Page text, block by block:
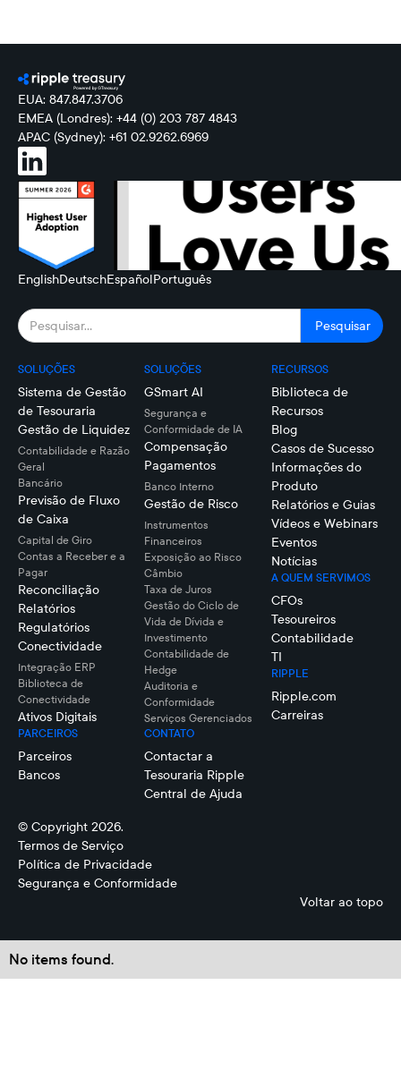
EUA: 847.847.3706
EMEA (Londres): +44 (0) 203 787 4843
APAC (Sydney): +61 02.9262.6969
EnglishDeutschEspañolPortuguês
SOLUÇÕES
Sistema de Gestão
de Tesouraria
Gestão de Liquidez
Contabilidade e Razão
Geral
Bancário
Previsão de Fluxo
de Caixa
Capital de Giro
Contas a Receber e a
Pagar
Reconciliação
Relatórios
Regulatórios
Conectividade
Integração ERP
Biblioteca de
Conectividade
Ativos Digitais
PARCEIROS
Parceiros
Bancos
SOLUÇÕES
GSmart AI
Segurança e
Conformidade de IA
Compensação
Pagamentos
Banco Interno
Gestão de Risco
Instrumentos
Financeiros
Exposição ao Risco
Câmbio
Taxa de Juros
Gestão do Ciclo de
Vida de Dívida e
Investimento
Contabilidade de
Hedge
Auditoria e
Conformidade
Serviços Gerenciados
CONTATO
Contactar a
Tesouraria Ripple
Central de Ajuda
RECURSOS
Biblioteca de
Recursos
Blog
Casos de Sucesso
Informações do
Produto
Relatórios e Guias
Vídeos e Webinars
Eventos
Notícias
A QUEM SERVIMOS
CFOs
Tesoureiros
Contabilidade
TI
RIPPLE
Ripple.com
Carreiras
© Copyright 2026.
Termos de Serviço
Política de Privacidade
Segurança e Conformidade
Voltar ao topo
No items found.